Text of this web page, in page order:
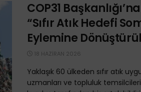
COP31
“Sıfır Atık Hedefi
Eylemine
18 HAZIRAN 2026
Yaklaşık 60 ülkeden sıfır atık
uzmanları ve topluluk